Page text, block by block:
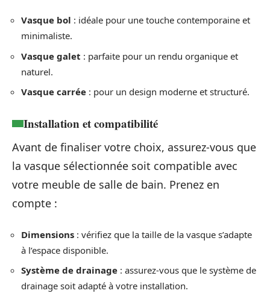
Vasque bol : idéale pour une touche contemporaine et
minimaliste.
Vasque galet : parfaite pour un rendu organique et
naturel.
Vasque carrée : pour un design moderne et structuré.
Installation et compatibilité
Avant de finaliser votre choix, assurez-vous que
la vasque sélectionnée soit compatible avec
votre meuble de salle de bain. Prenez en
compte :
Dimensions : vérifiez que la taille de la vasque s’adapte
à l’espace disponible.
Système de drainage : assurez-vous que le système de
drainage soit adapté à votre installation.